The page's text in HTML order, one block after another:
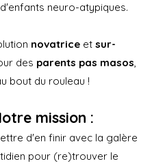
d'enfants neuro-atypiques.
novatrice et sur-
des parents pas masos,
bout du rouleau !
mission :
d'en finir avec la galère
pour (re)trouver le